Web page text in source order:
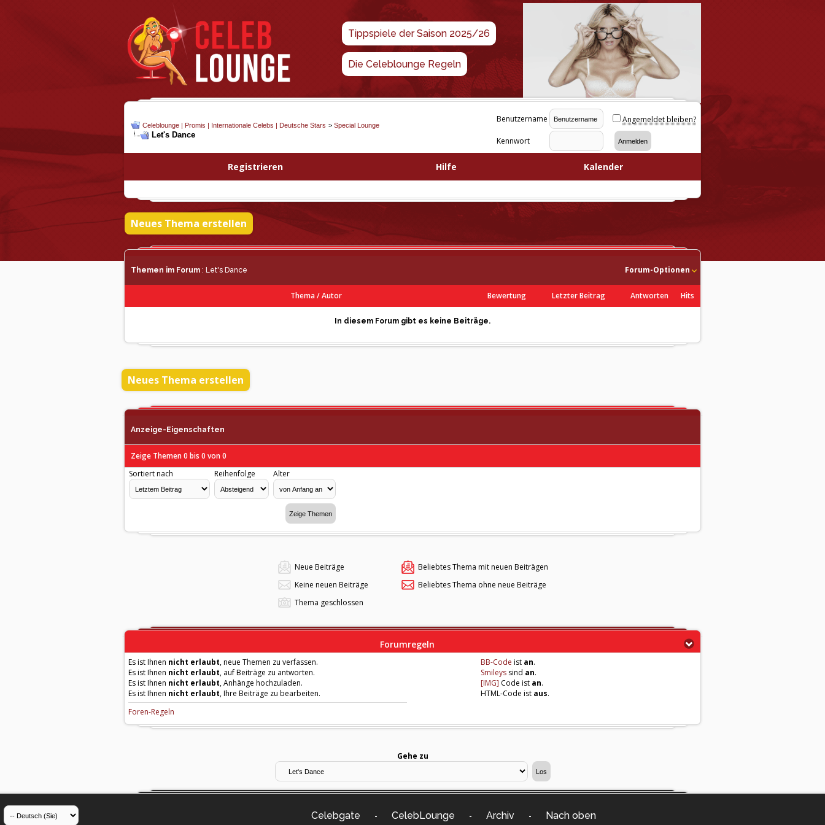
Tippspiele der Saison 2025/26
Die Celeblounge Regeln
Celeblounge | Promis | Internationale Celebs | Deutsche Stars > Special Lounge
Let's Dance
Benutzername Angemeldet bleiben?
Kennwort
Registrieren Hilfe Kalender
Neues Thema erstellen
Themen im Forum : Let's Dance Forum-Optionen
Bewertung
Thema/Autor Letzter Beitrag Antworten Hits
In diesem Forum gibt es keine Beiträge.
Neues Thema erstellen
Anzeige-Eigenschaften
Zeige Themen 0 bis 0 von 0
Sortiert nach
Reihenfolge Alter
Neue Beiträge
Beliebtes Thema mit neuen Beiträgen
Keine neuen Beiträge
Beliebtes Thema ohne neue Beiträge
Thema geschlossen
Forumregeln
Es ist Ihnen nicht erlaubt, neue Themen zu verfassen.
Es ist Ihnen nicht erlaubt, auf Beiträge zu antworten.
Es ist Ihnen nicht erlaubt, Anhänge hochzuladen.
Es ist Ihnen nicht erlaubt, Ihre Beiträge zu bearbeiten.
Foren-Regeln
BB-Code ist an.
Smileys sind an.
[IMG] Code ist an.
HTML-Code ist aus.
Gehe zu
Celebgate - CelebLounge - Archiv - Nach oben